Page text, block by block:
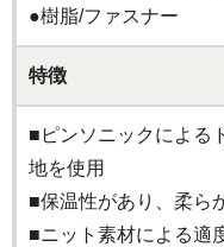
●樹脂/ファスナー
特徴
■ピンソニックによる
地を使用
■保温性があり、柔ら
■ニット素材による適